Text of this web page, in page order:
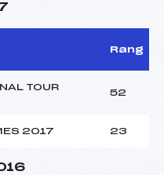
Rang
TOUR
52
2017 23